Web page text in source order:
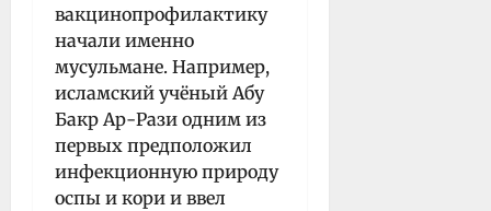
вакцинопрофилактику
начали именно
мусульмане. Например,
исламский учёный Абу
Бакр Ар-Рази одним из
первых предположил
инфекционную природу
оспы и кори и ввел